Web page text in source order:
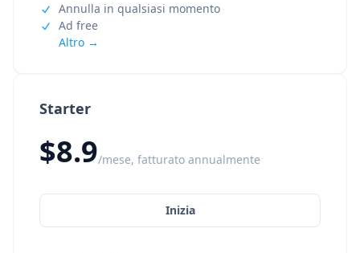
Starter
$8.9/mese, fatturato annualmente
Inizia
Annulla in qualsiasi momento
Ad free
Altro →